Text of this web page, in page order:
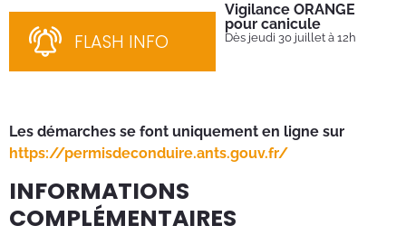
FLASH INFO
Vigilance ORANGE
pour canicule
Dès jeudi 30 juillet à 12h
Les démarches se font uniquement en ligne sur
https://permisdeconduire.ants.gouv.fr/
INFORMATIONS
COMPLÉMENTAIRES